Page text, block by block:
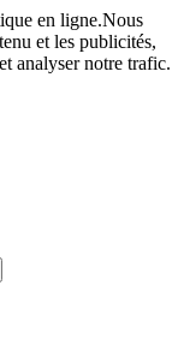
en ligne.Nous
et les publicités,
analyser notre trafic.